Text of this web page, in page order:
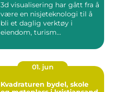
3d visualisering har gått fra å
være en nisjeteknologi til å
bli et daglig verktøy i
eiendom, turism...
01. jun
Kvadraturen bydel, skole